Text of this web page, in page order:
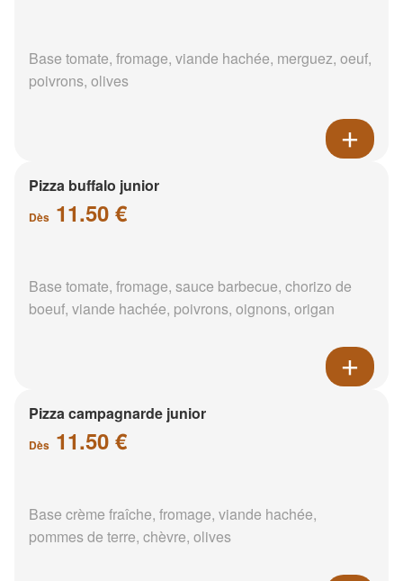
Base tomate, fromage, viande hachée, merguez, oeuf,
poivrons, olives
Pizza buffalo junior
Dès 11.50 €
Base tomate, fromage, sauce barbecue, chorizo de
boeuf, viande hachée, poivrons, oignons, origan
Pizza campagnarde junior
Dès 11.50 €
Base crème fraîche, fromage, viande hachée,
pommes de terre, chèvre, olives